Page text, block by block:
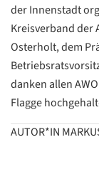
der Innenstadt
Kreisverband der
Osterholt, dem
danken allen
Flagge
AUTOR*IN